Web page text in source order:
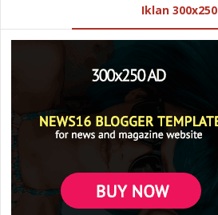
Iklan 300x250